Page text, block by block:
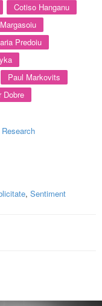
Cotiso Hanganu
Predoiu
Paul Markovits
Dobre
Research
, Sentiment